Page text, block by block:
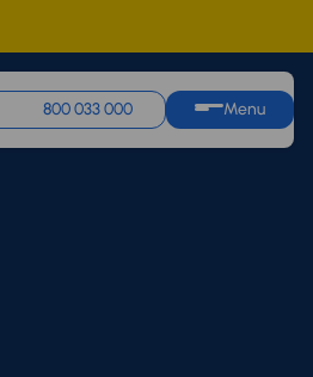
800 033 000 Menu